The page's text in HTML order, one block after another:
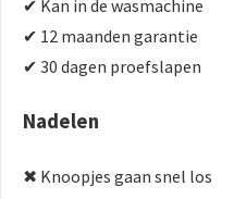
✔ Kan in de wasmachine
✔ 12 maanden garantie
✔ 30 dagen proefslapen
Nadelen
✖ Knoopjes gaan snel los